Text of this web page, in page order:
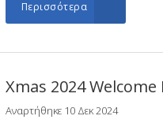
Περισσότερα
Xmas 2024 Welcome
Αναρτήθηκε 10 Δεκ 2024